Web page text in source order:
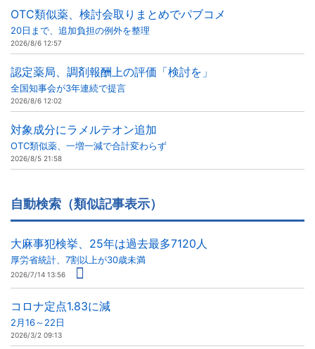
OTC類似薬、検討会取りまとめでパブコメ
20日まで、追加負担の例外を整理
2026/8/6 12:57
認定薬局、調剤報酬上の評価「検討を」
全国知事会が3年連続で提言
2026/8/6 12:02
対象成分にラメルテオン追加
OTC類似薬、一増一減で合計変わらず
2026/8/5 21:58
自動検索（類似記事表示）
大麻事犯検挙、25年は過去最多7120人
厚労省統計、7割以上が30歳未満
2026/7/14 13:56
コロナ定点1.83に減
2月16～22日
2026/3/2 09:13